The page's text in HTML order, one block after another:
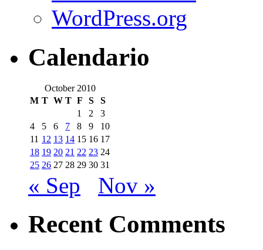
WordPress.org
Calendario
October 2010
M T W T F S
S
1
2
3
4
5 6 7 8 9
10
11 12 13 14 15 16 17
18 19 20 21 22 23 24
25 26 27 28 29 30 31
« Sep Nov »
Recent Comments